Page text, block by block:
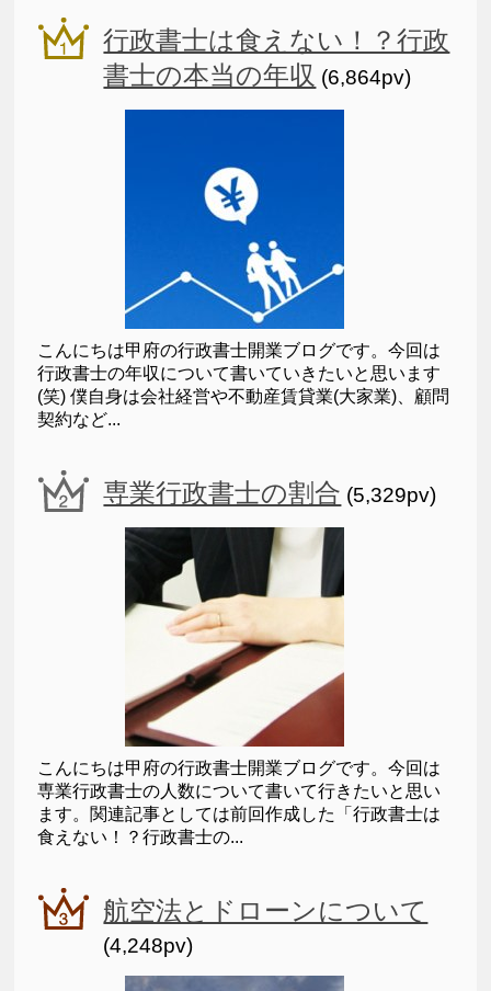
行政書士は食えない！？行政
書士の本当の年収 (6,864pv)
こんにちは甲府の行政書士開業ブログです。今回は
行政書士の年収について書いていきたいと思います
(笑) 僕自身は会社経営や不動産賃貸業(大家業)、顧問
契約など...
専業行政書士の割合 (5,329pv)
こんにちは甲府の行政書士開業ブログです。今回は
専業行政書士の人数について書いて行きたいと思い
ます。関連記事としては前回作成した「行政書士は
食えない！？行政書士の...
航空法とドローンについて
(4,248pv)